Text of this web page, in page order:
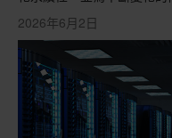
2026年6月2日